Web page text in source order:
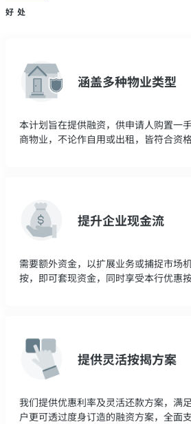
好处
涵盖多种物业类型
本计划旨在提供融资，供申请人购置一
商物业，不论作自用或出租，皆符合资格
提升企业现金流
需要额外资金，以扩展业务或捕捉市场
按，即可套现资金，同时享受本行优惠按
提供灵活按揭方案
我们提供优惠利率及灵活还款方案，满
户更可透过度身订造的融资方案，全面